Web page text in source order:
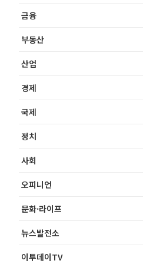
금융
부동산
산업
경제
국제
정치
사회
오피니언
문화·라이프
뉴스발전소
이투데이TV